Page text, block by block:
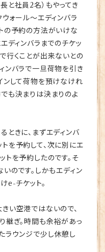
と社員2名）もやってき
ウォール～エディンバラ
の予約の方法がいけな
ディンバラまでのチケッ
行くことが出来ないとの
ンバラで一旦荷物を引き
ンして荷物を預けなけれ
も決まりは決まりのよ
ときに、まずエディンバ
を予約して、次に別にエ
トを予約したのです。そ
のです。しかもエディン
e-チケット。
い空港ではないので、
継ぎ。時間も余裕があっ
ラウンジで少し休憩し